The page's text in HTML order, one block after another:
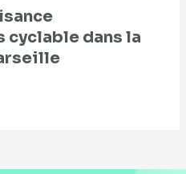
cyclable dans la